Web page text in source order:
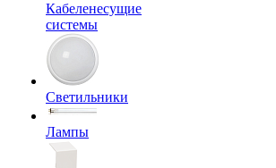
Кабеленесущие
системы
Светильники
Лампы